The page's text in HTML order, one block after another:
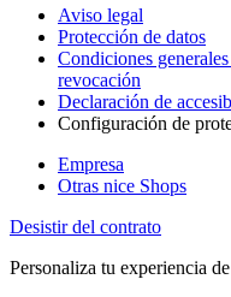
Aviso legal
Protección de datos
Condiciones
revocación
Declaración de
Configuración de
Empresa
Otras nice Shops
Desistir del contrato
Personaliza tu experiencia